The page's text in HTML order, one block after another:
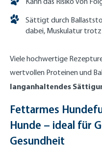
Sättigt durch
dabei, Muskulatur
Viele hochwertige
wertvollen Proteinen und
langanhaltendes
Fettarmes
Hunde – ideal für
Gesundheit